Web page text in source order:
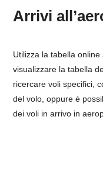
Arrivi
Utilizza la tabella
visualizzare la tabella
ricercare voli specifici,
del volo, oppure è
dei voli in arrivo in